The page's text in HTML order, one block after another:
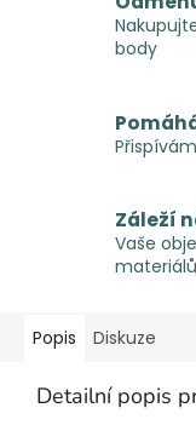
body
Záleží
Vaše
materiálů
Popis Diskuze
Detailní popis